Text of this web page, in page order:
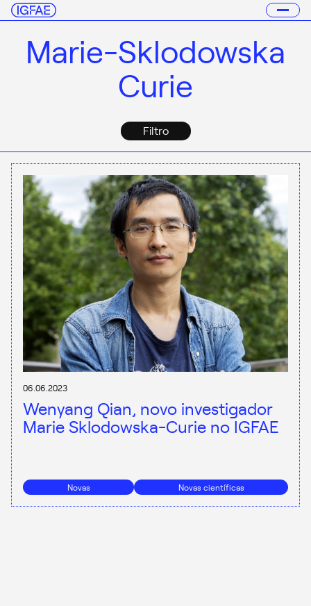
Marie-Sklodowska
Curie
Filtro
06.06.2023
Wenyang Qian, novo investigador
Marie Sklodowska-Curie no IGFAE
Novas Novas científicas